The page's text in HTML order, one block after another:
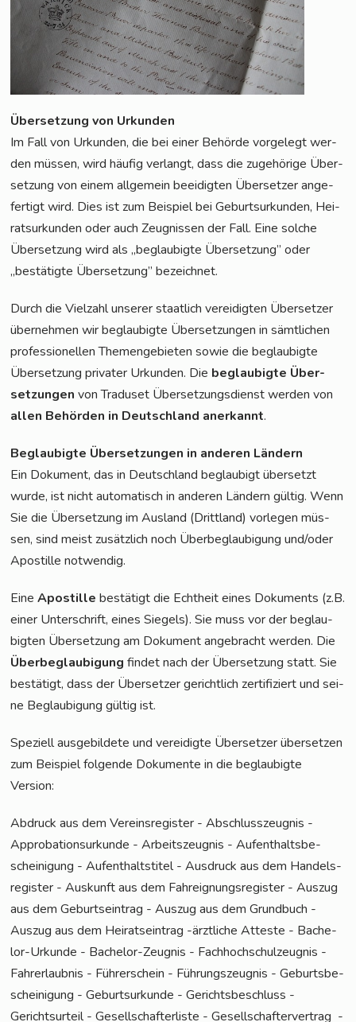
Über­set­zung von Urkunden
Im Fall von Urkun­den, die bei einer Behör­de vor­ge­legt wer­
den müs­sen, wird häu­fig ver­langt, dass die zuge­hö­ri­ge Über­
set­zung von einem all­ge­mein beei­dig­ten Über­set­zer ange­
fer­tigt wird. Dies ist zum Bei­spiel bei Geburts­ur­kun­den, Hei­
rats­ur­kun­den oder auch Zeug­nis­sen der Fall. Eine sol­che
Über­set­zung wird als „beglau­big­te Über­set­zung” oder
„bestä­tig­te Über­set­zung” bezeichnet.
Durch die Viel­zahl unse­rer staat­lich ver­ei­dig­ten Über­set­zer
über­neh­men wir beglau­big­te Über­set­zun­gen in sämt­li­chen
pro­fes­sio­nel­len The­men­ge­bie­ten sowie die beglau­big­te
Über­set­zung pri­va­ter Urkun­den. Die beglau­big­te Über­
set­zun­gen von Tra­du­set Über­set­zungs­dienst wer­den von
allen Behör­den in Deutsch­land aner­kannt.
Beglau­big­te Über­set­zun­gen in ande­ren Ländern
Ein Doku­ment, das in Deutsch­land beglau­bigt über­setzt
wur­de, ist nicht auto­ma­tisch in ande­ren Län­dern gül­tig. Wenn
Sie die Über­set­zung im Aus­land (Dritt­land) vor­le­gen müs­
sen, sind meist zusätz­lich noch Über­be­glau­bi­gung und/oder
Apos­til­le notwendig.
EineApos­til­le bestä­tigt die Echt­heit eines Doku­ments (z.B.
einer Unter­schrift, eines Sie­gels). Sie muss vor der beglau­
big­ten Über­set­zung am Doku­ment ange­bracht wer­den. Die
Über­be­glau­bi­gung fin­det nach der Über­set­zung statt. Sie
bestä­tigt, dass der Über­set­zer gericht­lich zer­ti­fi­ziert und sei­
ne Beglau­bi­gung gül­tig ist.
Spe­zi­ell aus­ge­bil­de­te und ver­ei­dig­te Über­set­zer über­set­zen
zum Bei­spiel fol­gen­de Doku­men­te in die beglau­big­te
Version:
Abdruck aus dem Ver­eins­re­gis­ter - Abschluss­zeug­nis -
Appro­ba­ti­ons­ur­kun­de - Arbeits­zeug­nis - Auf­ent­halts­be­
schei­ni­gung - Auf­ent­halts­ti­tel - Aus­druck aus dem Han­dels­
re­gis­ter - Aus­kunft aus dem Fahr­eig­nungs­re­gis­ter - Aus­zug
aus dem Geburts­ein­trag - Aus­zug aus dem Grund­buch -
Aus­zug aus dem Hei­rats­ein­trag -ärzt­li­che Attes­te - Bache­
lor-Urkun­de - Bache­lor-Zeug­nis - Fach­hoch­schul­zeug­nis -
Fahr­erlaub­nis - Füh­rer­schein - Füh­rungs­zeug­nis - Geburts­be­
schei­ni­gung - Geburts­ur­kun­de - Gerichts­be­schluss -
Gerichts­ur­teil - Gesell­schaft­er­lis­te - Gesell­schaf­ter­ver­trag -